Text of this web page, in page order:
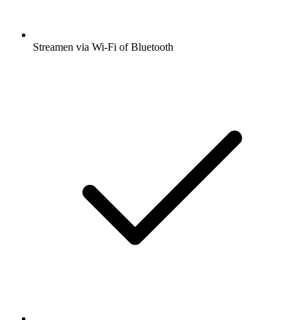
Streamen via Wi-Fi of Bluetooth